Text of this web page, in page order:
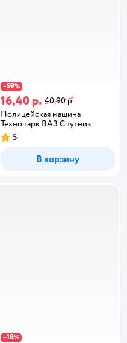
−59%
16,40 р. 40,90 р.
Полицейская машина
Технопарк ВАЗ Спутник
5
В корзину
−18%